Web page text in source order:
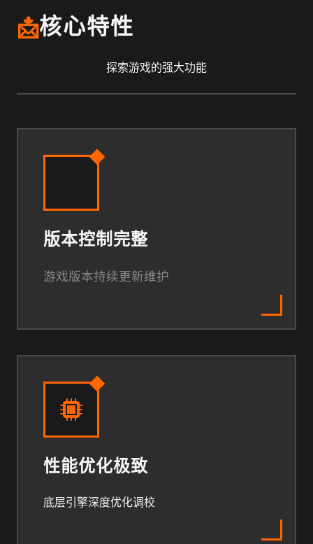
📩核心特性
探索游戏的强大功能
版本控制完整
游戏版本持续更新维护
性能优化极致
底层引擎深度优化调校